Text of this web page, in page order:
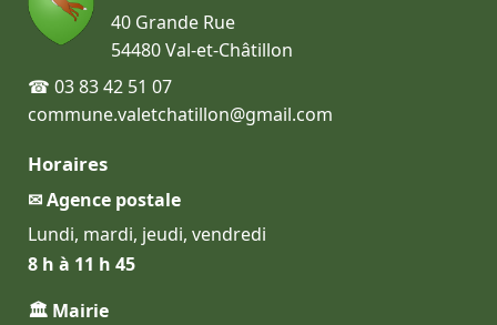
40 Grande Rue
54480 Val-et-Châtillon
☎ 03 83 42 51 07
commune.valetchatillon@gmail.com
Horaires
✉ Agence postale
Lundi, mardi, jeudi, vendredi
8 h à 11 h 45
🏛 Mairie